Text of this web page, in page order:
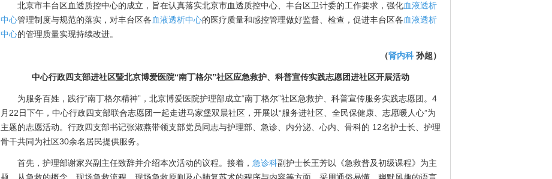
北京市丰台区血透质控中心的成立，旨在认真落实北京市血透质控中心、丰台区卫计委的工作要求，强化血液透析
中心管理制度与规范的落实，对丰台区各血液透析中心的医疗质量和感控管理做好监督、检查，促进丰台区各血液透析
中心的管理质量实现持续改进。
（肾内科孙超）
中心行政四支部进社区暨北京博爱医院“南丁格尔”社区应急救护、科普宣传实践志愿团进社区开展活动
为服务百姓，践行“南丁格尔精神”，北京博爱医院护理部成立“南丁格尔”社区急救护、科普宣传服务实践志愿团。4
月22日下午，中心行政四支部联合志愿团一起走进马家堡双晨社区，开展以“服务进社区、全民保健康、志愿暖人心”为
主题的志愿活动。行政四支部书记张淑燕带领支部党员同志与护理部、急诊、内分泌、心内、骨科的 12名护士长、护理
骨干共同为社区30余名居民提供服务。
首先，护理部谢家兴副主任致辞并介绍本次活动的议程。接着， 急诊科副护士长王芳以《急救普及初级课程》为主